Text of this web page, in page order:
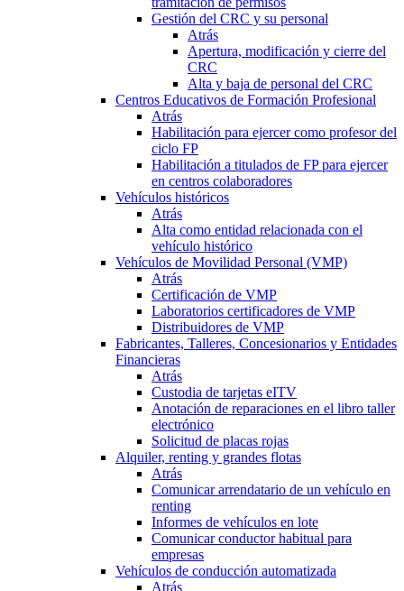
Gestión del CRC y su personal
Atrás
Apertura, modificación y cierre del
CRC
Alta y baja de personal del CRC
Centros Educativos de Formación Profesional
Atrás
Habilitación para ejercer como profesor del
ciclo FP
Habilitación a titulados de FP para ejercer
en centros colaboradores
Vehículos históricos
Atrás
Alta como entidad relacionada con el
vehículo histórico
Vehículos de Movilidad Personal (VMP)
Atrás
Certificación de VMP
Laboratorios certificadores de VMP
Distribuidores de VMP
Fabricantes, Talleres, Concesionarios y Entidades
Financieras
Atrás
Custodia de tarjetas eITV
Anotación de reparaciones en el libro taller
electrónico
Solicitud de placas rojas
Alquiler, renting y grandes flotas
Atrás
Comunicar arrendatario de un vehículo en
renting
Informes de vehículos en lote
Comunicar conductor habitual para
empresas
Vehículos de conducción automatizada
Atrás